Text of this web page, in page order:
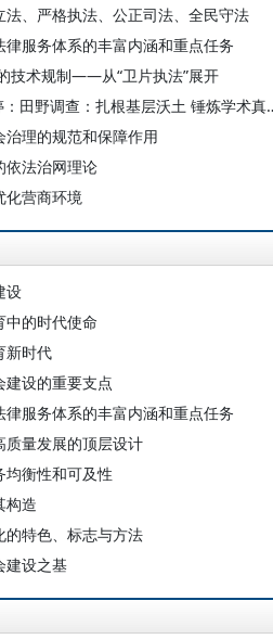
、严格执法、公正司法、全民守法
服务体系的丰富内涵和重点任务
技术规制——从“卫片执法”展开
陈柏峰 章文光 豆海
理的规范和保障作用
依法治网理论
化营商环境
设
中的时代使命
新时代
建设的重要支点
服务体系的丰富内涵和重点任务
质量发展的顶层设计
均衡性和可及性
构造
的特色、标志与方法
建设之基